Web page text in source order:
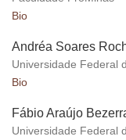
Bio
Andréa Soares
Universidade Federal
Bio
Fábio Araújo
Universidade Federal